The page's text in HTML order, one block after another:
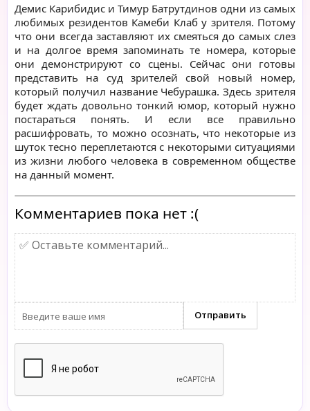
Демис Карибидис и Тимур Батрутдинов одни из самых
любимых резидентов Камеби Клаб у зрителя. Потому
что они всегда заставляют их смеяться до самых слез
и на долгое время запоминать те номера, которые
они демонстрируют со сцены. Сейчас они готовы
представить на суд зрителей свой новый номер,
который получил название Чебурашка. Здесь зрителя
будет ждать довольно тонкий юмор, который нужно
постараться понять. И если все правильно
расшифровать, то можно осознать, что некоторые из
шуток тесно переплетаются с некоторыми ситуациями
из жизни любого человека в современном обществе
на данный момент.
Комментариев пока нет :(